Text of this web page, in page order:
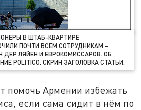
В ШТАБ-КВАРТИРЕ
ПОЧТИ ВСЕМ СОТРУДНИКАМ –
ДЕР ЛЯЙЕН И ЕВРОКОМИССАРОВ. ОБ
POLITICO. СКРИН ЗАГОЛОВКА СТАТЬИ.
помочь Армении избежать
если сама сидит в нём по